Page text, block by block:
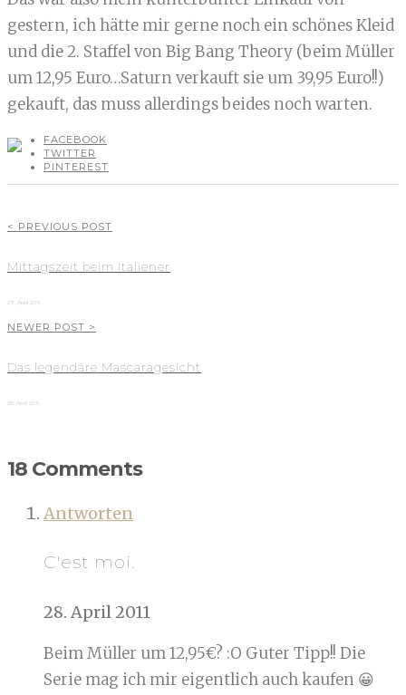
gestern, ich hätte mir gerne noch ein schönes Kleid
und die 2. Staffel von Big Bang Theory (beim Müller
um 12,95 Euro…Saturn verkauft sie um 39,95 Euro!!)
gekauft, das muss allerdings beides noch warten.
FACEBOOK
TWITTER
PINTEREST
< PREVIOUS POST
Mittagszeit beim Italiener
27. April 2011
NEWER POST >
Das legendäre Mascaragesicht
28. April 2011
18 Comments
Antworten
C'est moi.
28. April 2011
Beim Müller um 12,95€? :O Guter Tipp!! Die
Serie mag ich mir eigentlich auch kaufen 😀